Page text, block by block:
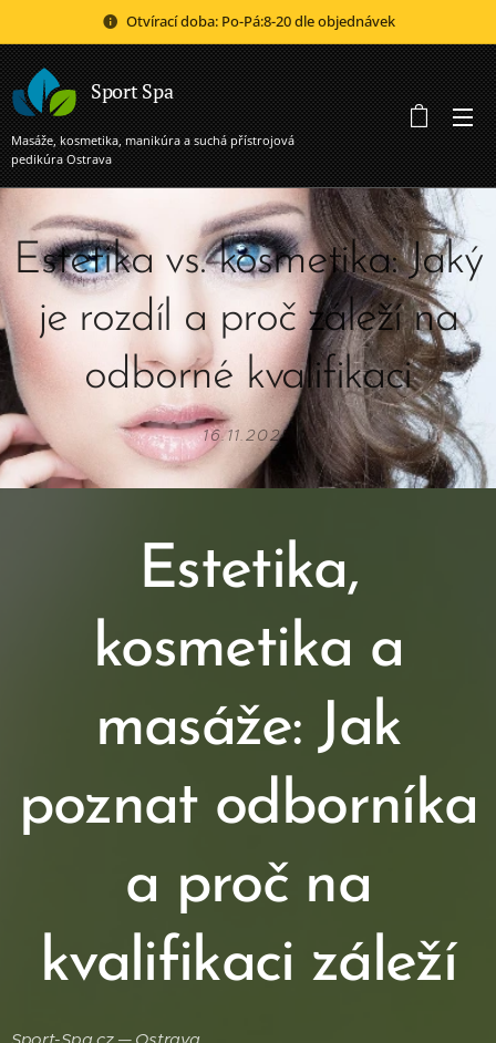
Otvírací doba: Po-Pá:8-20 dle objednávek
Sport Spa
Masáže, kosmetika, manikúra a suchá přístrojová
pedikúra Ostrava
Estetika vs. kosmetika: Jaký
je rozdíl a proč záleží na
odborné kvalifikaci
16.11.2025
Estetika,
kosmetika a
masáže: Jak
poznat odborníka
a proč na
kvalifikaci záleží